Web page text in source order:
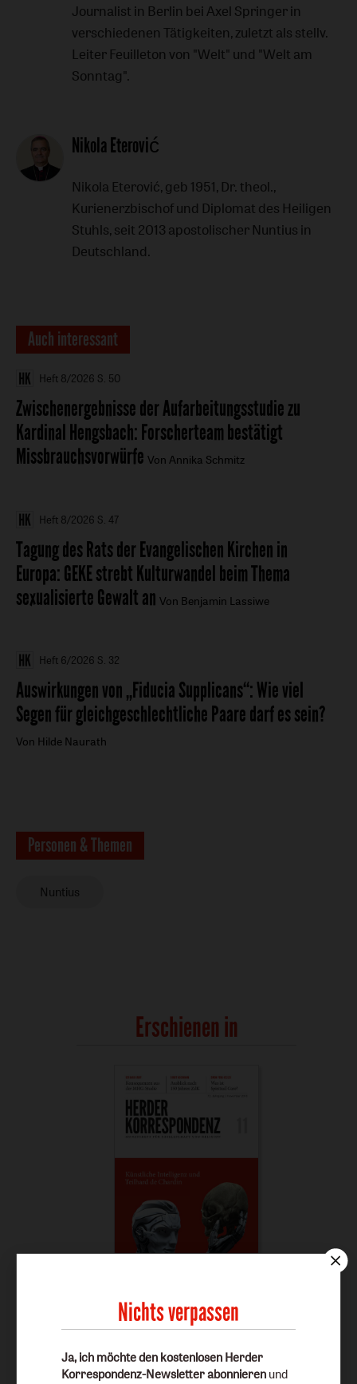
Journalist in Berlin bei Axel Springer in
verschiedenen Tätigkeiten, zuletzt als stellv.
Leiter Feuilleton von "Welt" und "Welt am
Sonntag".
Nikola Eterović
Nikola Eterović, geb 1951, Dr. theol.,
Kurienerzbischof und Diplomat des Heiligen
Stuhls, seit 2013 apostolischer Nuntius in
Deutschland.
Auch interessant
Heft 8/2026 S. 50
Zwischenergebnisse der Aufarbeitungsstudie zu
Kardinal Hengsbach:Forscherteam bestätigt
Missbrauchsvorwürfe Von Annika Schmitz
Heft 8/2026 S. 47
Tagung des Rats der Evangelischen Kirchen in
Europa:GEKE strebt Kulturwandel beim Thema
sexualisierte Gewalt an Von Benjamin Lassiwe
Heft 6/2026 S. 32
Auswirkungen von „Fiducia Supplicans“:Wie viel
Segen für gleichgeschlechtliche Paare darf es sein?
Von Hilde Naurath
Personen & Themen
Nuntius
Erschienen in
Heft 11/2018
Nichts verpassen
Ja, ich möchte den kostenlosen Herder
Korrespondenz-Newsletter abonnieren und